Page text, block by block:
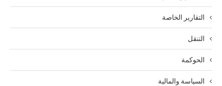
التقارير الخاصة
التنقل
الحوكمة
السياسة والمالية